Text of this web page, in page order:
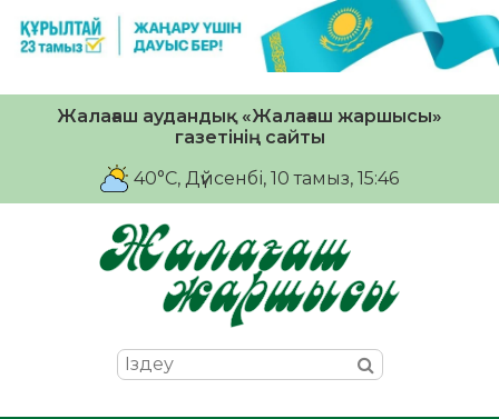
Жалағаш аудандық «Жалағаш жаршысы»
газетінің сайты
40°C, Дүйсенбі, 10 тамыз, 15:46